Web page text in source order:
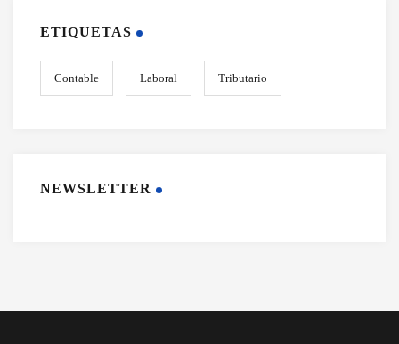
ETIQUETAS
Contable Laboral Tributario
NEWSLETTER